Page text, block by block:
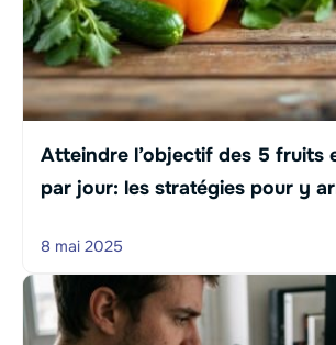
Atteindre l’objectif des 5 fruits
par jour: les stratégies pour y
8 mai 2025